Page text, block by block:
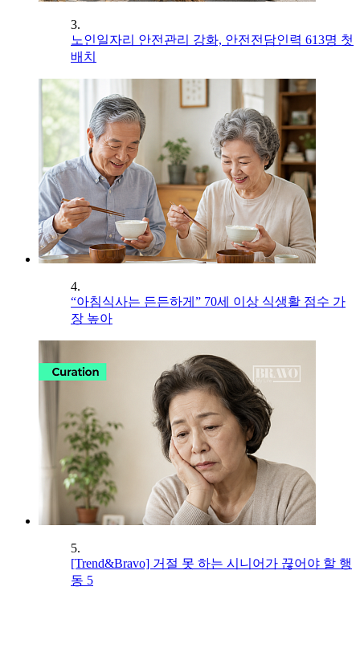
3.
노인일자리 안전관리 강화, 안전전담인력 613명 첫
배치
4.
“아침식사는 든든하게” 70세 이상 식생활 점수 가
장 높아
5.
[Trend&Bravo] 거절 못 하는 시니어가 끊어야 할 행
동 5